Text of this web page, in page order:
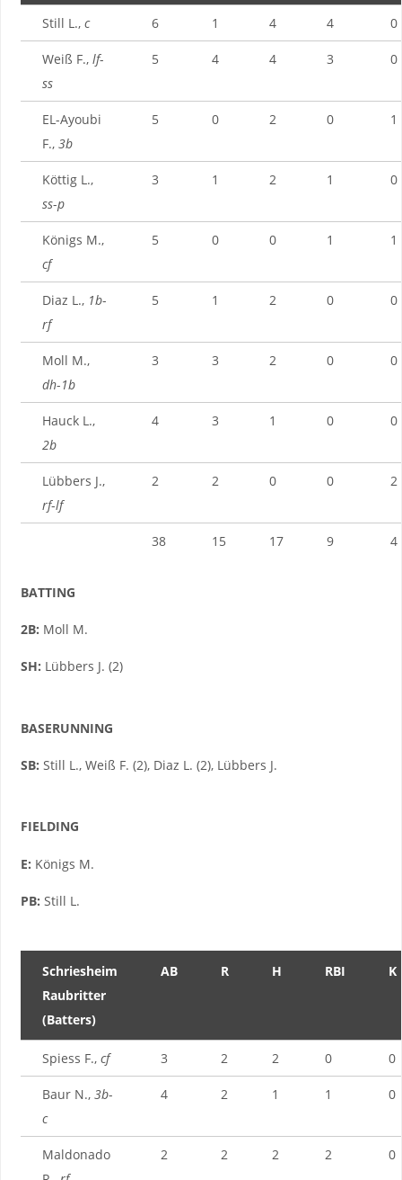
Still L., c 6 1 4 4 0
Weiß F., lf-
ss
5 4 4 3 0
EL-Ayoubi
F., 3b
5 0 2 0 1
Köttig L.,
ss-p
3 1 2 1 0
Königs M.,
cf
5 0 0 1 1
Diaz L., 1b-
rf
5 1 2 0 0
Moll M.,
dh-1b
3 3 2 0 0
Hauck L.,
2b
4 3 1 0 0
Lübbers J.,
rf-lf
2 2 0 0 2
38 15 17 9 4
BATTING
2B: Moll M.
SH: Lübbers J. (2)
BASERUNNING
SB: Still L., Weiß F. (2), Diaz L. (2), Lübbers J.
FIELDING
E: Königs M.
PB: Still L.
Schriesheim
Raubritter
(Batters)
AB R H RBI K
Spiess F., cf 3 2 2 0 0
Baur N., 3b-
c
4 2 1 1 0
Maldonado
2 2 2 2 0